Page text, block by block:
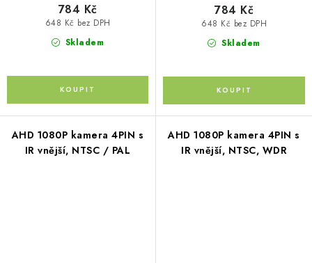
Skladem
648 Kč bez DPH
784 Kč
Skladem
648 Kč bez DPH
784 Kč
AHD 1080P kamera 4PIN s
IR vnější, NTSC / PAL
AHD 1080P kamera 4PIN s
IR vnější, NTSC, WDR